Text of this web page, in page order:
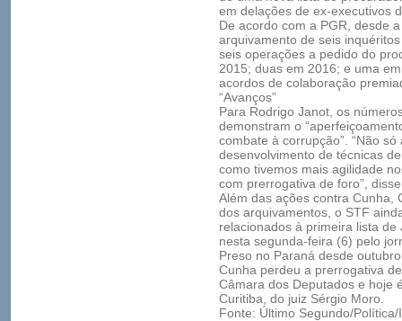
em delações de ex-executivos
De acordo com a PGR, desde
arquivamento de seis
seis operações a pedido do
2015; duas em 2016; e uma
acordos de colaboração
“Avanços”
Para Rodrigo Janot, os
demonstram o
combate à corrupção”. “Não
desenvolvimento de técnicas
como tivemos mais agilidade
com prerrogativa de foro”,
Além das ações contra Cunha,
dos arquivamentos, o STF
relacionados à primeira lista
nesta segunda-feira (6) pelo
Preso no Paraná desde
Cunha perdeu a prerrogativa
Câmara dos Deputados e hoje
Curitiba, do juiz Sérgio Moro.
Fonte: Último Segundo/